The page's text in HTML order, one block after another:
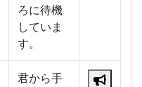
ろに待機
していま
す。
君から手